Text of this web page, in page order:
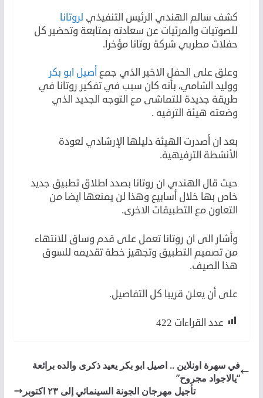
كشف سالم الهندي الرئيس التنفيذي لروتانا
للصوتيات والمرئيات عن سعادته بمتابعة وتحضير كل
حفلات مطربي شركة روتانا مؤخرا.
وعلق على الحفل الاخير الذي جمعأصيل ابو بكر
ووليد الشامي، بأنه كان سبب في تفكير روتانا في
طريقة جديدة للتماشى مع التوجه الجديد الذي
وضعته هيئة الترفيه .
بعد ان أصدرت الهيئة دليلها الإرشادي لعودة
الأنشطة الترفيهية.
حيث قال الهندي ان روتانا بصدد اطلاق تطبيق جديد
خاص بها خلال أسابيع وهذا لن يمنعها ايضا من
التعاون مع التطبيقات الاخرى.
وأشار الى ان روتانا تعمل على قدم وساق للانتهاء
من تصميم التطبيق وتجهيز خطة تقديمه للسوق
هذا الصيف.
على أن يعلن قريبا كل التفاصيل.
عدد القراءات 422
في سهرة اونلاين .. اصيل ابو بكر يعيد ذكرى والده برائعة
“يالاجواد مجروح”
تأجيل مهرجان الجونة السينمائي إلى ٢٣ اكتوبر